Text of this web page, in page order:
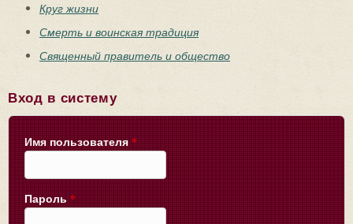
Круг жизни
Смерть и воинская традиция
Священный правитель и общество
Вход в систему
Имя пользователя *
Пароль *